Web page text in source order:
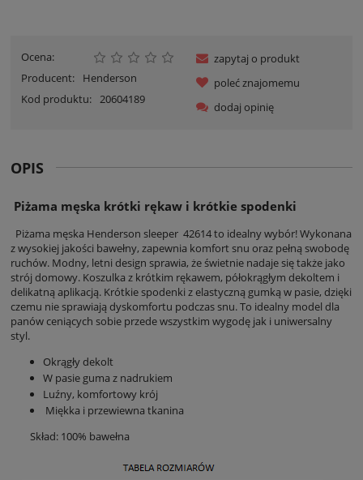
Ocena:
Producent:
Henderson
Kod produktu: 20604189
zapytaj o produkt
poleć znajomemu
dodaj opinię
OPIS
Piżama męska krótki rękaw i krótkie spodenki
Piżama męska Henderson sleeper 42614 to idealny wybór! Wykonana
z wysokiej jakości bawełny, zapewnia komfort snu oraz pełną swobodę
ruchów. Modny, letni design sprawia, że świetnie nadaje się także jako
strój domowy. Koszulka z krótkim rękawem, półokrągłym dekoltem i
delikatną aplikacją. Krótkie spodenki z elastyczną gumką w pasie, dzięki
czemu nie sprawiają dyskomfortu podczas snu. To idealny model dla
panów ceniących sobie przede wszystkim wygodę jak i uniwersalny
styl.
Okrągły dekolt
W pasie guma z nadrukiem
Luźny, komfortowy krój
Miękka i przewiewna tkanina
Skład: 100% bawełna